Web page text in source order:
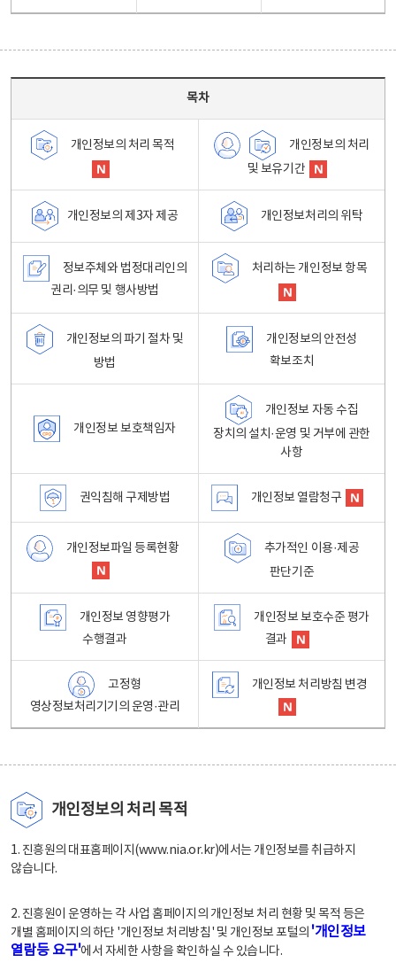
목차
개인정보의 처리 목적
개인정보의 처리
및 보유기간
개인정보의 제3자 제공 개인정보처리의 위탁
정보주체와 법정대리인의
권리·의무 및 행사방법
처리하는 개인정보 항목
개인정보의 파기 절차 및
방법
개인정보의 안전성
확보조치
개인정보 보호책임자
개인정보 자동 수집
장치의 설치·운영 및 거부에 관한
사항
권익침해 구제방법 개인정보 열람청구
개인정보파일 등록현황
추가적인 이용·제공
판단기준
개인정보 영향평가
수행결과
개인정보 보호수준 평가
결과
고정형
영상정보처리기기의 운영·관리
개인정보 처리방침 변경
개인정보의 처리 목적
1. 진흥원의 대표홈페이지(www.nia.or.kr)에서는 개인정보를 취급하지
않습니다.
2. 진흥원이 운영하는 각 사업 홈페이지의 개인정보 처리 현황 및 목적 등은
개별 홈페이지의 하단 '개인정보 처리방침' 및 개인정보 포털의 '개인정보
열람등 요구'에서 자세한 사항을 확인하실 수 있습니다.